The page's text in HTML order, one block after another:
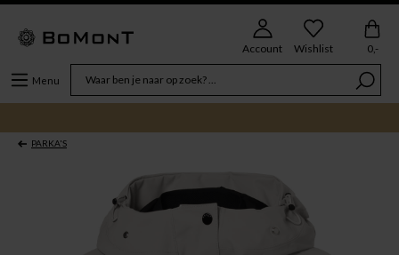
Menu
Account Wishlist 0,-
PARKA'S